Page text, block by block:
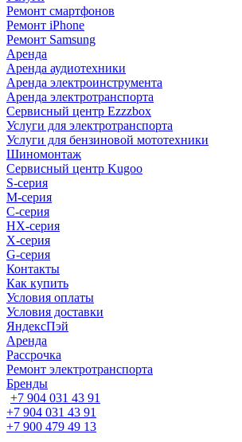
Ремонт смартфонов
Ремонт iPhone
Ремонт Samsung
Аренда
Аренда аудиотехники
Аренда электроинструмента
Аренда электротранспорта
Сервисный центр Ezzzbox
Услуги для электротранспорта
Услуги для бензиновой мототехники
Шиномонтаж
Сервисный центр Kugoo
S-cерия
M-серия
С-серия
HX-серия
X-серия
G-серия
Контакты
Как купить
Условия оплаты
Условия доставки
ЯндексПэй
Аренда
Рассрочка
Ремонт электротранспорта
Бренды
+7 904 031 43 91
+7 904 031 43 91
+7 900 479 49 13